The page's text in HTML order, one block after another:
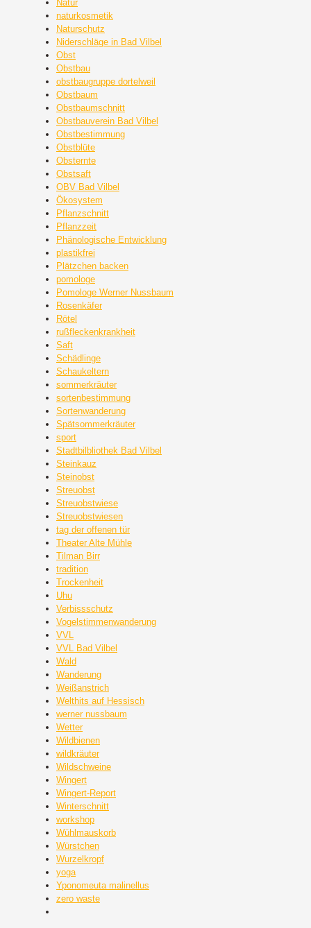
Natur
naturkosmetik
Naturschutz
Niderschläge in Bad Vilbel
Obst
Obstbau
obstbaugruppe dortelweil
Obstbaum
Obstbaumschnitt
Obstbauverein Bad Vilbel
Obstbestimmung
Obstblüte
Obsternte
Obstsaft
OBV Bad Vilbel
Ökosystem
Pflanzschnitt
Pflanzzeit
Phänologische Entwicklung
plastikfrei
Plätzchen backen
pomologe
Pomologe Werner Nussbaum
Rosenkäfer
Rötel
rußfleckenkrankheit
Saft
Schädlinge
Schaukeltern
sommerkräuter
sortenbestimmung
Sortenwanderung
Spätsommerkräuter
sport
Stadtbilbliothek Bad Vilbel
Steinkauz
Steinobst
Streuobst
Streuobstwiese
Streuobstwiesen
tag der offenen tür
Theater Alte Mühle
Tilman Birr
tradition
Trockenheit
Uhu
Verbissschutz
Vogelstimmenwanderung
VVL
VVL Bad Vilbel
Wald
Wanderung
Weißanstrich
Welthits auf Hessisch
werner nussbaum
Wetter
Wildbienen
wildkräuter
Wildschweine
Wingert
Wingert-Report
Winterschnitt
workshop
Wühlmauskorb
Würstchen
Wurzelkropf
yoga
Yponomeuta malinellus
zero waste